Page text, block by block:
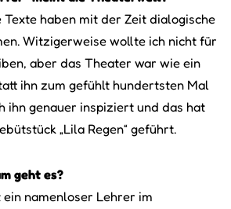
Texte haben mit der Zeit dialogische
Witzigerweise wollte ich nicht für
aber das Theater war wie ein
ihn zum gefühlt hundertsten Mal
ihn genauer inspiziert und das hat
„Lila Regen“ geführt.
geht es?
namenloser Lehrer im